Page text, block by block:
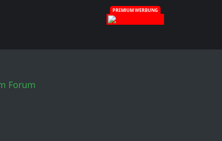
PREMIUM WERBUNG
Forum